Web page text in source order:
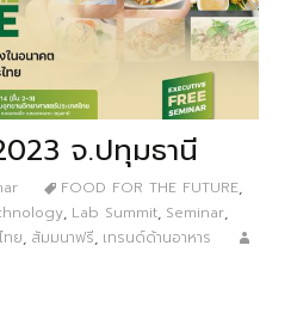
จ.ปทุมธานี
FOOD FOR THE FUTURE,
, Lab Summit, Seminar,
ทย, สัมมนาฟรี, เทรนด์ด้านอาหาร